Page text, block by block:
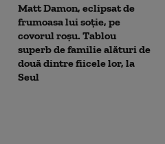
Matt Damon, eclipsat de
frumoasa lui soție, pe
covorul roșu. Tablou
superb de familie alături de
două dintre fiicele lor, la
Seul